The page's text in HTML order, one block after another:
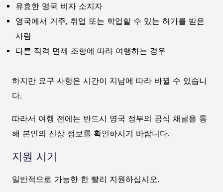
유효한 영국 비자 소지자
영국에서 거주, 취업 또는 학업할 수 있는 허가를 받은
사람
다른 적격 면제 조항에 따라 여행하는 경우
하지만 요구 사항은 시간이 지남에 따라 바뀔 수 있습니
다.
따라서 여행 전에는 반드시 영국 정부의 공식 채널을 통
해 본인의 신상 정보를 확인하시기 바랍니다.
지원 시기
일반적으로 가능한 한 빨리 지원하십시오.